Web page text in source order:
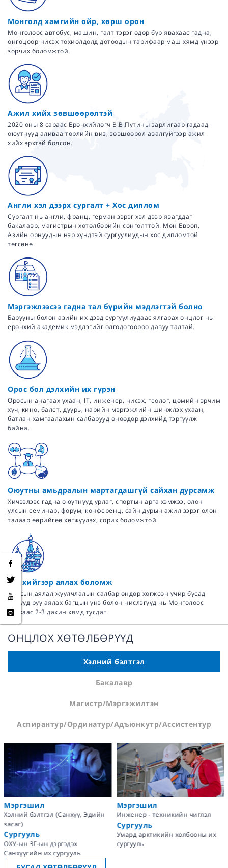
Монголд хамгийн ойр, хөрш орон
Монголоос автобус, машин, галт тэрэг өдөр бүр явахаас гадна,
онгоцоор нисэх тохиолдолд дотоодын тарифаар маш хямд үнээр
зорчих боломжтой.
Ажил хийх зөвшөөрөлтэй
2020 оны 8 сараас Ерөнхийлөгч В.В.Путины зарлигаар гадаад
оюутнууд аливаа төрлийн виз, зөвшөөрөл авалгүйгээр ажил
хийх эрхтэй болсон.
Англи хэл дээрх сургалт + Хос диплом
Сургалт нь англи, франц, герман зэрэг хэл дээр явагддаг
бакалавр, магистрын хөтөлбөрийн сонголттой. Мөн Европ,
Азийн орнуудын нэр хүндтэй сургуулиудын хос дипломтой
төгсөнө.
Мэргэжлээсээ гадна тал бүрийн мэдлэгтэй болно
Барууны болон азийн их дээд сургуулиудаас ялгарах онцлог нь
ерөнхий академик мэдлэгийг олгодогоороо давуу талтай.
Орос бол дэлхийн их гүрэн
Оросын анагаах ухаан, IT, инженер, нисэх, геолог, цөмийн эрчим
хүч, кино, балет, дуурь, нарийн мэргэжлийн шинжлэх ухаан,
батлан хамгаалахын салбарууд өнөөдөр дэлхийд тэргүүлж
байна.
Оюутны амьдралын мартагдашгүй сайхан дурсамж
Хичээлээс гадна оюутнууд урлаг, спортын арга хэмжээ, олон
улсын семинар, форум, конференц, сайн дурын ажил зэрэг олон
талаар өөрийгөө хөгжүүлэх, сорих боломжтой.
Дэлхийгээр аялах боломж
Оросын аялал жуулчлалын салбар өндөр хөгжсөн учир бусад
орнууд руу аялах багцын үнэ болон нислэгүүд нь Монголоос
явахаас 2-3 дахин хямд тусдаг.
ОНЦЛОХ ХӨТӨЛБӨРҮҮД
Хэлний бэлтгэл
Бакалавр
Магистр/Мэргэжилтэн
Аспирантур/Ординатур/Адъюнкутр/Ассистентур
Мэргэшил
Хэлний бэлтгэл (Санхүү, Эдийн
засаг)
Сургууль
ОХУ-ын ЗГ-ын дэргэдэх
Санхүүгийн их сургууль
Мэргэшил
Инженер - техникийн чиглэл
Сургууль
Умард арктикийн холбооны их
сургууль